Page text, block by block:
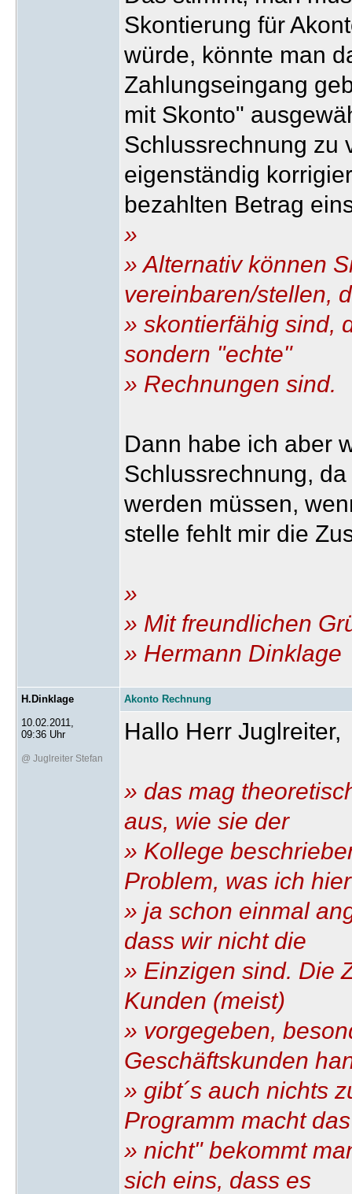
Skontierung für
würde, könnte man
Zahlungseingang
mit Skonto"
Schlussrechnung zu
eigenständig
bezahlten Betrag
»
» Alternativ können
vereinbaren/stellen,
» skontierfähig sind,
sondern "echte"
» Rechnungen sind.
Dann habe ich aber
Schlussrechnung,
werden müssen,
stelle fehlt mir die
»
» Mit freundlichen
» Hermann Dinklage
H.Dinklage
10.02.2011,
09:36 Uhr
@ Juglreiter Stefan
Akonto Rechnung
Hallo Herr Juglreiter,
» das mag
aus, wie sie der
» Kollege
Problem, was ich hier
» ja schon einmal
dass wir nicht die
» Einzigen sind. Die
Kunden (meist)
» vorgegeben,
Geschäftskunden
» gibt´s auch nichts
Programm macht das
» nicht" bekommt
sich eins, dass es